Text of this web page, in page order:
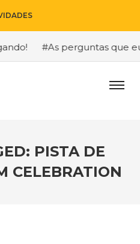
#As perguntas que eu
PISTA DE
CELEBRATION